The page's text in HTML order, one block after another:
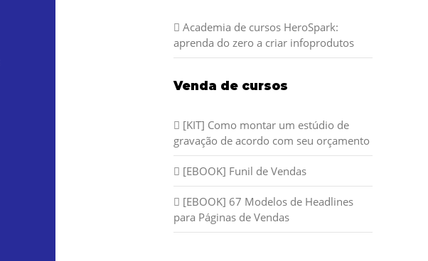
Academia de cursos HeroSpark:
aprenda do zero a criar infoprodutos
Venda de cursos
[KIT] Como montar um estúdio de
gravação de acordo com seu orçamento
[EBOOK] Funil de Vendas
[EBOOK] 67 Modelos de Headlines
para Páginas de Vendas